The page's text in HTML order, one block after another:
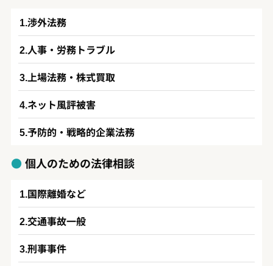
渉外法務
人事・労務トラブル
上場法務・株式買取
ネット風評被害
予防的・戦略的企業法務
個人のための法律相談
国際離婚など
交通事故一般
刑事事件